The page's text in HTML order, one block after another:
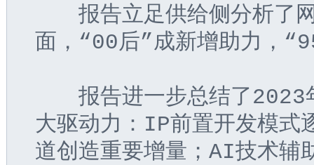
报告立足供给侧分析了网
面，“00后”成新增助力，
报告进一步总结了2023
大驱动力：IP前置开发模式
道创造重要增量；AI技术辅